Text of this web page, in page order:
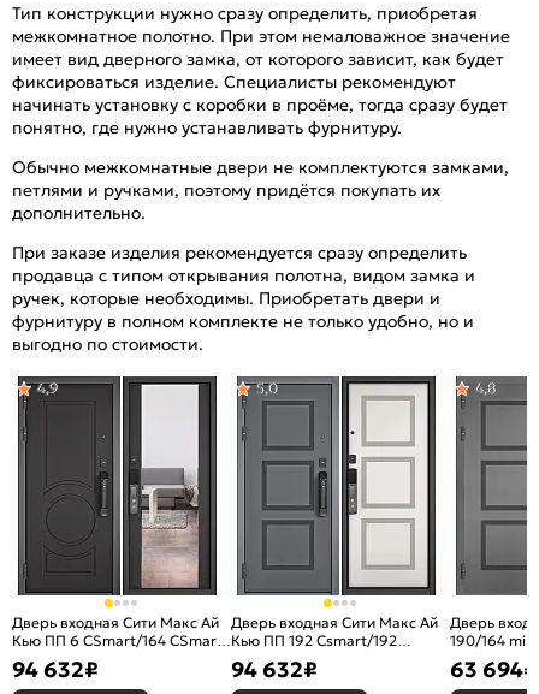
Тип конструкции нужно сразу определить, приобретая
межкомнатное полотно. При этом немаловажное значение
имеет вид дверного замка, от которого зависит, как будет
фиксироваться изделие. Специалисты рекомендуют
начинать установку с коробки в проёме, тогда сразу будет
понятно, где нужно устанавливать фурнитуру.
Обычно межкомнатные двери не комплектуются замками,
петлями и ручками, поэтому придётся покупать их
дополнительно.
При заказе изделия рекомендуется сразу определить
продавца с типом открывания полотна, видом замка и
ручек, которые необходимы. Приобретать двери и
фурнитуру в полном комплекте не только удобно, но и
выгодно по стоимости.
Дверь входная Сити Макс Ай
Кью ПП 6 СSmart/164 СSmart
mirror Графит софт/Графит
софт, 2 замка
4,9
94 632₽
Дверь входная Сити Макс Ай
Кью ПП 192 Сsmart/192
Оскуро/Белый софт, 2 замка
5,0
94 632₽
Дверь
190/164
Белый
замка, с
4,8
63 694₽